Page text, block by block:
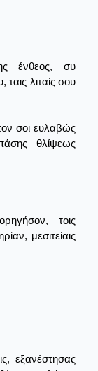
ένθεος, συ
λιταίς σου
σοι ευλαβώς
θλίψεως
τοις
μεσιτείαις
εξανέστησας